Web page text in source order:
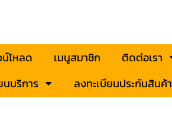
โหลด เมนูสมาชิก ติดต่อเรา
นบริการ ลงทะเบียนประกันสินค้า